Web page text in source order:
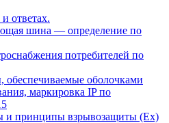
ответах.
шина — определение по
потребителей по
обеспечиваемые оболочками
маркировка IP по
и принципы взрывозащиты (Ex)